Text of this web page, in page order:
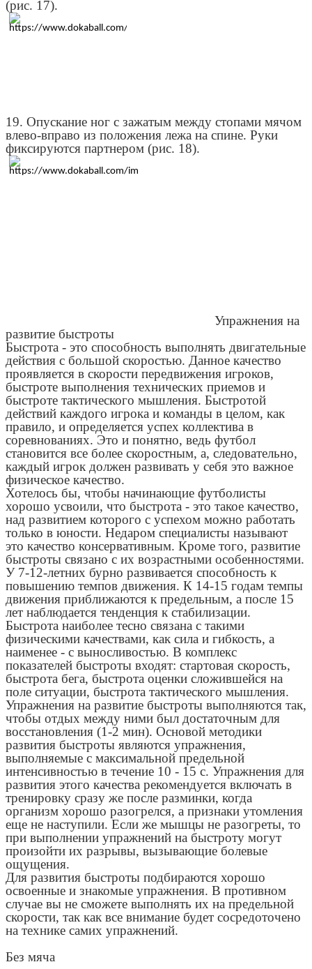
(рис. 17).
19. Опускание ног с зажатым между стопами мячом
влево-вправо из положения лежа на спине. Руки
фиксируются партнером (рис. 18).
Упражнения на
развитие быстроты
Быстрота - это способность выполнять двигательные
действия с большой скоростью. Данное качество
проявляется в скорости передвижения игроков,
быстроте выполнения технических приемов и
быстроте тактического мышления. Быстротой
действий каждого игрока и команды в целом, как
правило, и определяется успех коллектива в
соревнованиях. Это и понятно, ведь футбол
становится все более скоростным, а, следовательно,
каждый игрок должен развивать у себя это важное
физическое качество.
Хотелось бы, чтобы начинающие футболисты
хорошо усвоили, что быстрота - это такое качество,
над развитием которого с успехом можно работать
только в юности. Недаром специалисты называют
это качество консервативным. Кроме того, развитие
быстроты связано с их возрастными особенностями.
У 7-12-летних бурно развивается способность к
повышению темпов движения. К 14-15 годам темпы
движения приближаются к предельным, а после 15
лет наблюдается тенденция к стабилизации.
Быстрота наиболее тесно связана с такими
физическими качествами, как сила и гибкость, а
наименее - с выносливостью. В комплекс
показателей быстроты входят: стартовая скорость,
быстрота бега, быстрота оценки сложившейся на
поле ситуации, быстрота тактического мышления.
Упражнения на развитие быстроты выполняются так,
чтобы отдых между ними был достаточным для
восстановления (1-2 мин). Основой методики
развития быстроты являются упражнения,
выполняемые с максимальной предельной
интенсивностью в течение 10 - 15 с. Упражнения для
развития этого качества рекомендуется включать в
тренировку сразу же после разминки, когда
организм хорошо разогрелся, а признаки утомления
еще не наступили. Если же мышцы не разогреты, то
при выполнении упражнений на быстроту могут
произойти их разрывы, вызывающие болевые
ощущения.
Для развития быстроты подбираются хорошо
освоенные и знакомые упражнения. В противном
случае вы не сможете выполнять их на предельной
скорости, так как все внимание будет сосредоточено
на технике самих упражнений.
Без мяча